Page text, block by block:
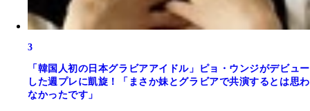
3
「韓国人初の日本グラビアアイドル」ピョ・ウンジがデビュー
した週プレに凱旋！「まさか妹とグラビアで共演するとは思わ
なかったです」